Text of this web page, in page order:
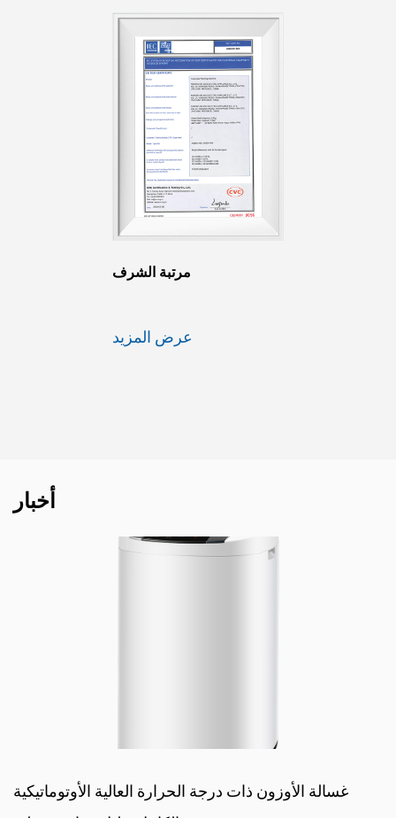
مرتبة الشرف
عرض المزيد
أخبار
غسالة الأوزون ذات درجة الحرارة العالية الأوتوماتيكية